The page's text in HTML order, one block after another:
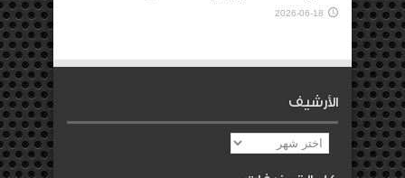
2026-06-18
الأرشيف
الأرشيف